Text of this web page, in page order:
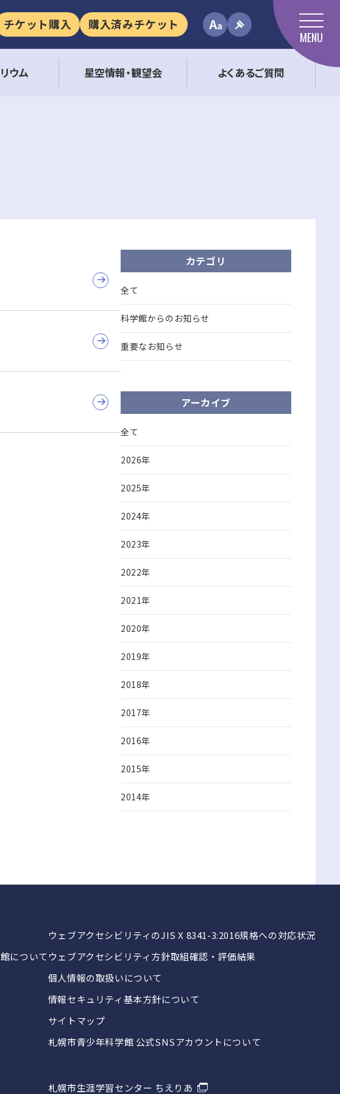
チケット購入
購入済みチケット
MENU
ウム 星空情報・観望会 よくあるご質問
カテゴリ
全て
科学館からのお知らせ
重要なお知らせ
アーカイブ
全て
2026年
2025年
2024年
2023年
2022年
2021年
2020年
2019年
2018年
2017年
2016年
2015年
2014年
について
ウェブアクセシビリティのJIS X 8341-3:2016規格への対応状況
ウェブアクセシビリティ方針取組確認・評価結果
個人情報の取扱いについて
情報セキュリティ基本方針について
サイトマップ
札幌市青少年科学館 公式SNSアカウントについて
札幌市生涯学習センター ちえりあ